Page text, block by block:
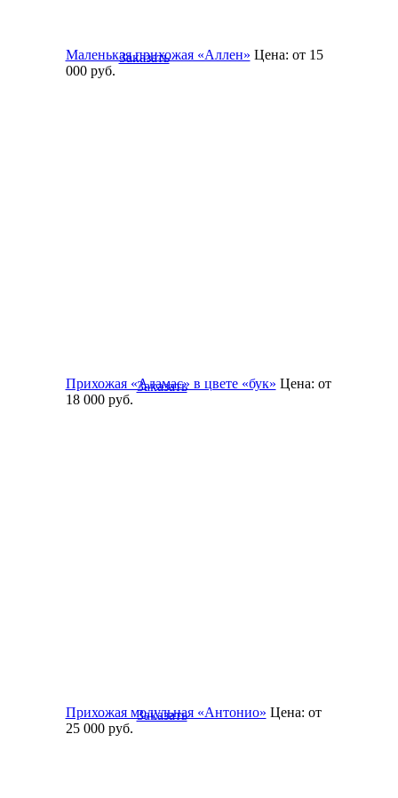
Маленькая прихожая «Аллен» Цена: от 15
000руб.
Заказать
Прихожая «Адамас» в цвете «бук» Цена: от
18 000руб.
Заказать
Прихожая модульная «Антонио» Цена: от
25 000руб.
Заказать